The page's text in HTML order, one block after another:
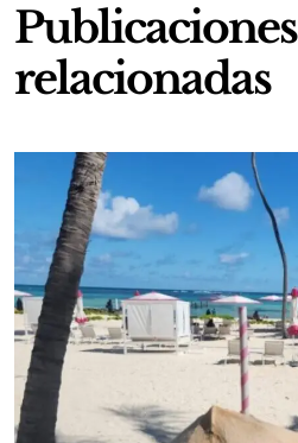
Publicaciones
relacionadas